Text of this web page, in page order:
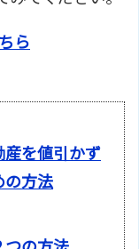
ら
を値引かず
の方法